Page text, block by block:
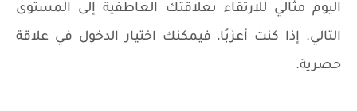
اليوم مثالي للارتقاء بعلاقتك العاطفية إلى المستوى
التالي. إذا كنت أعزبًا، فيمكنك اختيار الدخول في علاقة
حصرية.